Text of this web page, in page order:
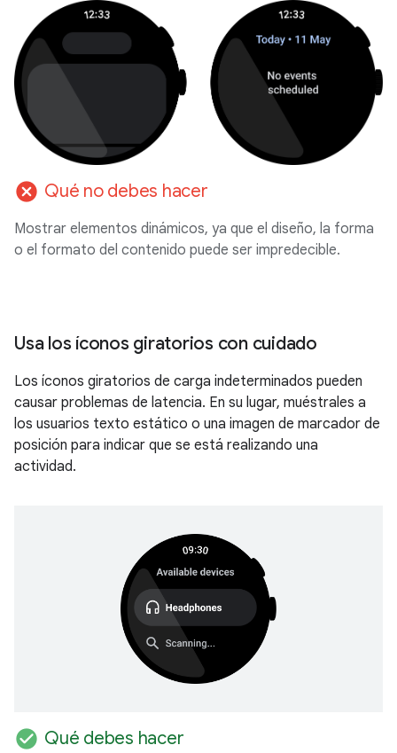
cancel Qué no debes hacer
Mostrar elementos dinámicos, ya que el diseño, la forma
o el formato del contenido puede ser impredecible.
Usa los íconos giratorios con cuidado
Los íconos giratorios de carga indeterminados pueden
causar problemas de latencia. En su lugar, muéstrales a
los usuarios texto estático o una imagen de marcador de
posición para indicar que se está realizando una
actividad.
check_circle Qué debes hacer